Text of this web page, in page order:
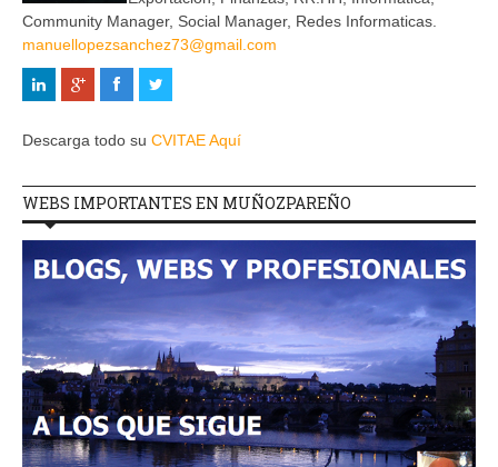
Community Manager, Social Manager, Redes Informaticas.
manuellopezsanchez73@gmail.com
Descarga todo su CVITAE Aquí
WEBS IMPORTANTES EN MUÑOZPAREÑO